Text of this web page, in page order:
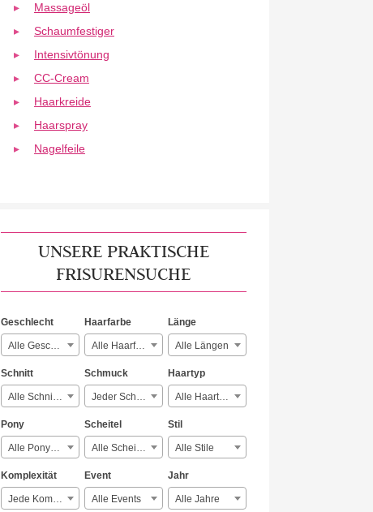
Massageöl
Schaumfestiger
Intensivtönung
CC-Cream
Haarkreide
Haarspray
Nagelfeile
UNSERE PRAKTISCHE
FRISURENSUCHE
Geschlecht
Alle Geschlechter
Haarfarbe
Alle Haarfarben
Länge
Alle Längen
Schnitt
Alle Schnitte
Schmuck
Jeder Schmuck
Haartyp
Alle Haartypen
Pony
Alle Ponyarten
Scheitel
Alle Scheitelarten
Stil
Alle Stile
Komplexität
Jede Komplexität
Event
Alle Events
Jahr
Alle Jahre